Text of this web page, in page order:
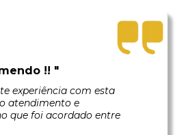
!! "
experiência com esta
atendimento e
que foi acordado entre